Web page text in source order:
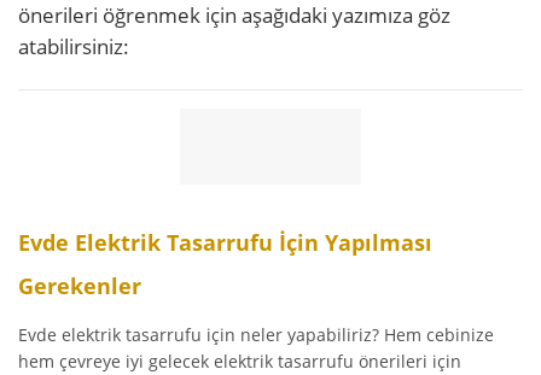
önerileri öğrenmek için aşağıdaki yazımıza göz
atabilirsiniz:
Evde Elektrik Tasarrufu İçin Yapılması
Gerekenler
Evde elektrik tasarrufu için neler yapabiliriz? Hem cebinize
hem çevreye iyi gelecek elektrik tasarrufu önerileri için